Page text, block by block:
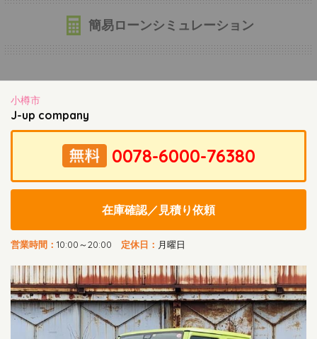
簡易ローンシミュレーション
小樽市
J-up company
在庫確認／見積り依頼
営業時間： 10:00～20:00 定休日： 月曜日